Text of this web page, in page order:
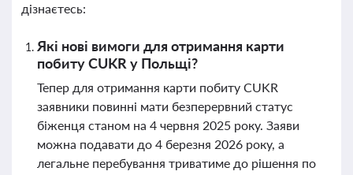
дізнаєтесь:
Які нові вимоги для отримання карти
побиту CUKR у Польщі?
Тепер для отримання карти побиту CUKR
заявники повинні мати безперервний статус
біженця станом на 4 червня 2025 року. Заяви
можна подавати до 4 березня 2026 року, а
легальне перебування триватиме до рішення по